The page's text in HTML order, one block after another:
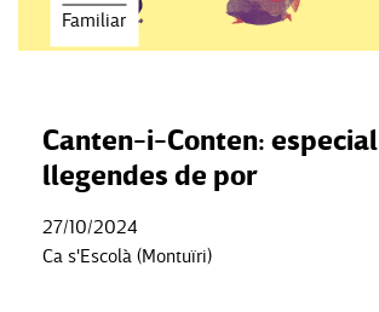
Familiar
Canten-i-Conten: especial
llegendes de por
27/10/2024
Ca s'Escolà (Montuïri)